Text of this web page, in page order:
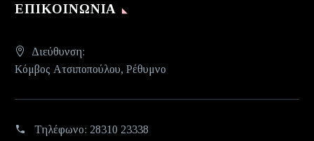
ΕΠΙΚΟΙΝΩΝΊΑ
Διεύθυνση:
Κόμβος Ατσιποπούλου, Ρέθυμνο
Τηλέφωνο: 28310 23338